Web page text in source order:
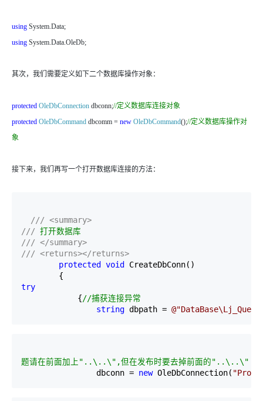
using System.Data;
using System.Data.OleDb;
其次，我们需要定义如下二个数据库操作对象：
protected OleDbConnection dbconn;//定义数据库连接对象
protected OleDbCommand dbcomm = new OleDbCommand();//定义数据库操作对
象
接下来，我们再写一个打开数据库连接的方法：
/// <summary>
/// 打开数据库
/// </summary>
/// <returns></returns>
protected
void
CreateDbConn()
        {
try
            {
//捕获连接异常
string dbpath = @"
题请在前面加上"..\..\",但在发布时要去掉前面的"..\..\"
                dbconn
= new OleDbConnection( "